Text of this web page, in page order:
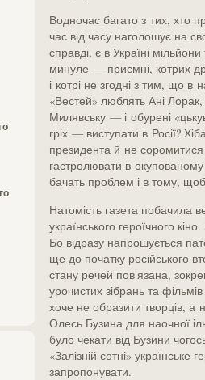
Водночас багато з тих, хто
час від часу наголошує на
справді, є в Україні
минуле — приємні, котрих
і котрі не згодні з тим, що в
«Вестей» люблять Ані Лорак,
Милявську — і обурені
гріх — виступати в Росії?
президента й не
гастролювати в
бачать проблем і в тому,
Натомість газета побачила
українського героїчного
Бо відразу напрошується
ще до початку російського
стану речей пов'язана,
урочистих зібрань та
хоче не образити творців, а
Олесь Бузина для наочної
було чекати від Бузини
«Залізній сотні» українське
запропонувати.